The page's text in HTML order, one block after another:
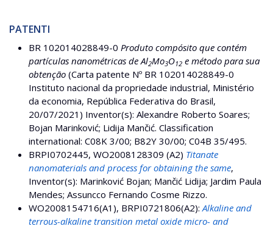
PATENTI
BR 102014028849-0 Produto compósito que contém
partículas nanométricas de Al2Mo3O12 e método para sua
obtenção (Carta patente Nº BR 102014028849-0
Instituto nacional da propriedade industrial, Ministério
da economia, República Federativa do Brasil,
20/07/2021) Inventor(s): Alexandre Roberto Soares;
Bojan Marinković; Lidija Mančić. Classification
international: C08K 3/00; B82Y 30/00; C04B 35/495.
BRPI0702445, WO2008128309 (A2) Titanate
nanomaterials and process for obtaining the same,
Inventor(s): Marinković Bojan; Mančić Lidija; Jardim Paula
Mendes; Assuncco Fernando Cosme Rizzo.
WO2008154716(A1), BRPI0721806(A2):Alkaline and
terrous-alkaline transition metal oxide micro- and